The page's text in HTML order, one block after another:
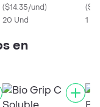
($14.35/und)
20 Und
(
1
en